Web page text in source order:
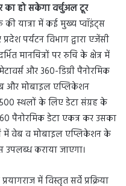
का हो सकेगा वर्चुअल टूर
यात्रा में कई मुख्य प्वॉइंट्स
पर्यटन विभाग द्वारा एजेंसी
मानचित्रों पर रुचि के क्षेत्र में
और 360-डिग्री पैनोरमिक
और मोबाइल एप्लिकेशन
स्थलों के लिए डेटा संग्रह के
पैनोरमिक डेटा एकत्र कर उसका
में वेब व मोबाइल एप्लिकेशन के
उपलब्ध कराया जाएगा।
में विस्तृत सर्वे प्रक्रिया